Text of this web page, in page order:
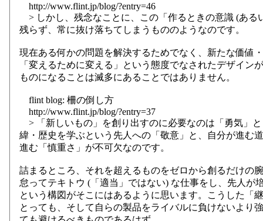
http://www.flint.jp/blog/?entry=46
> しかし、残念なことに、この「作るときの意識 (ある
残らず、常に抜け落ちてしまうもののようなのです。
現在ある何かの問題を解決するためでなく、新たな価値
「変えるために変える」という態度でなされたデザイ
ものになることは滅多にあることではありません。
flint blog: 柵の倒し方
http://www.flint.jp/blog/?entry=37
> 「新しいもの」を創り出すのに必要なのは「勇気」
緯・歴史を学ぶという先人への「敬意」と、自分が進む
進む「慎重さ」が不可欠なのです。
詰まるところ、それを超えるものをゼロから創るだけの
怠ってテキトウ (「適当」ではない) な仕事をし、先人が
という構図がそこにはあるように思います。こうした「
とっても、そして自らの製品をライバルに負けないより